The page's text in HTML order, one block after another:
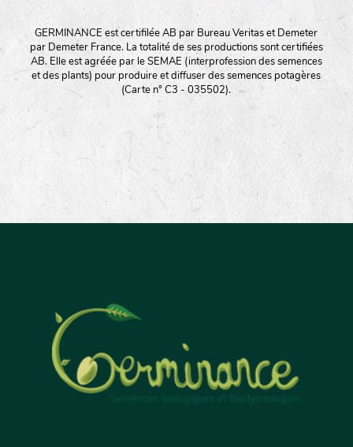
GERMINANCE est certifilée AB par Bureau Veritas et Demeter
par Demeter France. La totalité de ses productions sont certifiées
AB. Elle est agréée par le SEMAE (interprofession des semences
et des plants) pour produire et diffuser des semences potagères
(Carte n° C3 - 035502).